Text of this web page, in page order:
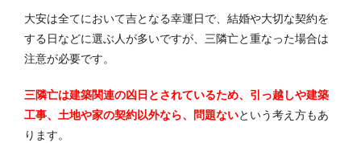
大安は全てにおいて吉となる幸運日で、結婚や大切な契約を
する日などに選ぶ人が多いですが、三隣亡と重なった場合は
注意が必要です。
三隣亡は建築関連の凶日とされているため、引っ越しや建築
工事、土地や家の契約以外なら、問題ないという考え方もあ
ります。